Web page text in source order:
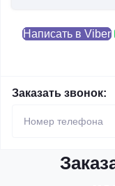
Написать в Viber
Заказать звонок: